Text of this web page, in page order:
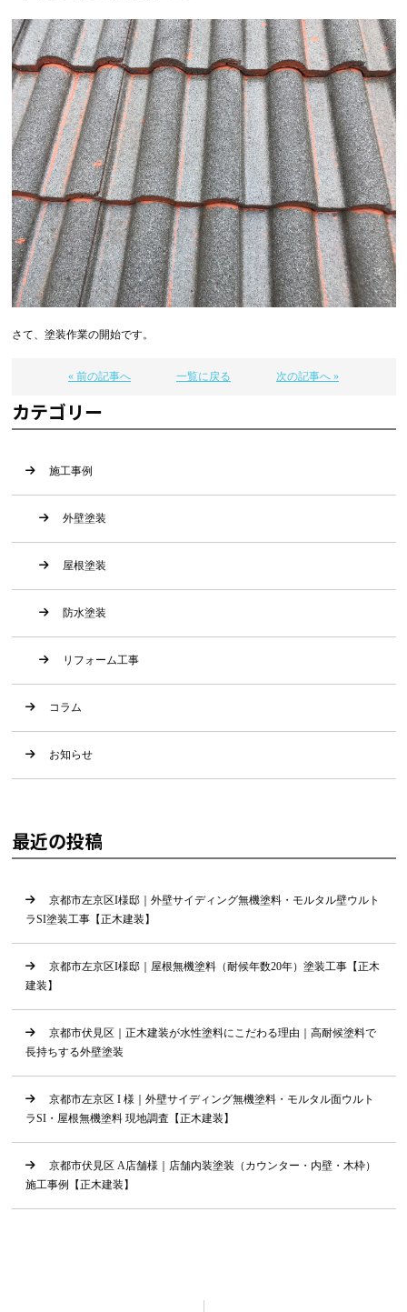
さて、塗装作業の開始です。
« 前の記事へ 一覧に戻る 次の記事へ »
カテゴリー
施工事例
外壁塗装
屋根塗装
防水塗装
リフォーム工事
コラム
お知らせ
最近の投稿
京都市左京区I様邸｜外壁サイディング無機塗料・モルタル壁ウルト
ラSI塗装工事【正木建装】
京都市左京区I様邸｜屋根無機塗料（耐候年数20年）塗装工事【正木
建装】
京都市伏見区｜正木建装が水性塗料にこだわる理由｜高耐候塗料で
長持ちする外壁塗装
京都市左京区 I 様｜外壁サイディング無機塗料・モルタル面ウルト
ラSI・屋根無機塗料 現地調査【正木建装】
京都市伏見区 A店舗様｜店舗内装塗装（カウンター・内壁・木枠）
施工事例【正木建装】